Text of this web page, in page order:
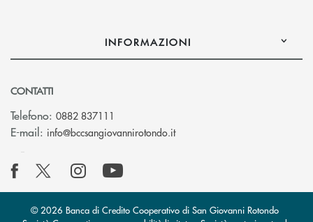
INFORMAZIONI
CONTATTI
Telefono: 0882 837111
E-mail: info@bccsangiovannirotondo.it(si apre l’app di posta
© 2026 Banca di Credito Cooperativo di San Giovanni Rotondo